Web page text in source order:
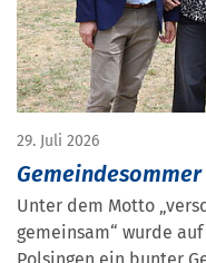
29. Juli 2026
Unter dem Motto
gemeinsam“ wurde